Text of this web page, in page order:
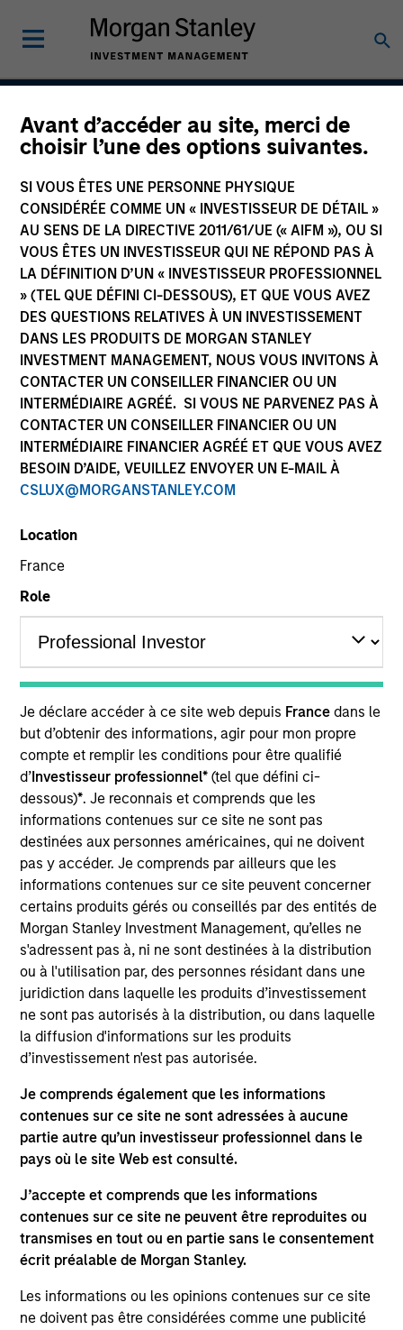
Avant d’accéder au site, merci de
choisir l’une des options suivantes.
SI VOUS ÊTES UNE PERSONNE PHYSIQUE
CONSIDÉRÉE COMME UN « INVESTISSEUR DE DÉTAIL »
AU SENS DE LA DIRECTIVE 2011/61/UE (« AIFM »), OU SI
VOUS ÊTES UN INVESTISSEUR QUI NE RÉPOND PAS À
LA DÉFINITION D’UN « INVESTISSEUR PROFESSIONNEL
» (TEL QUE DÉFINI CI-DESSOUS), ET QUE VOUS AVEZ
DES QUESTIONS RELATIVES À UN INVESTISSEMENT
DANS LES PRODUITS DE MORGAN STANLEY
INVESTMENT MANAGEMENT, NOUS VOUS INVITONS À
CONTACTER UN CONSEILLER FINANCIER OU UN
INTERMÉDIAIRE AGRÉÉ. SI VOUS NE PARVENEZ PAS À
CONTACTER UN CONSEILLER FINANCIER OU UN
INTERMÉDIAIRE FINANCIER AGRÉÉ ET QUE VOUS AVEZ
BESOIN D’AIDE, VEUILLEZ ENVOYER UN E-MAIL À
CSLUX@MORGANSTANLEY.COM
Location
France
Role
Je déclare accéder à ce site web depuis France dans le
but d’obtenir des informations, agir pour mon propre
compte et remplir les conditions pour être qualifié
d’Investisseur professionnel*(tel que défini ci-
dessous)*. Je reconnais et comprends que les
informations contenues sur ce site ne sont pas
destinées aux personnes américaines, qui ne doivent
pas y accéder. Je comprends par ailleurs que les
informations contenues sur ce site peuvent concerner
certains produits gérés ou conseillés par des entités de
Morgan Stanley Investment Management, qu’elles ne
s'adressent pas à, ni ne sont destinées à la distribution
ou à l'utilisation par, des personnes résidant dans une
juridiction dans laquelle les produits d’investissement
ne sont pas autorisés à la distribution, ou dans laquelle
la diffusion d'informations sur les produits
d’investissement n'est pas autorisée.
Je comprends également que les informations
contenues sur ce site ne sont adressées à aucune
partie autre qu’un investisseur professionnel dans le
pays où le site Web est consulté.
J’accepte et comprends que les informations
contenues sur ce site ne peuvent être reproduites ou
transmises en tout ou en partie sans le consentement
écrit préalable de Morgan Stanley.
Les informations ou les opinions contenues sur ce site
ne doivent pas être considérées comme une publicité
European Aggregate
Core Plus Strategy
Strategy Inception
February 1997
Asset Class
Multi-Sector
Quick Facts
Benchmark
Bloomberg Euro-Aggregate Index
Related Product
Pooled Vehicle
Insights
Overview
TheEuropean Aggregate Core Plus Strategyis a value-
oriented fixed income strategy that seeks attractive total
returns from income and price appreciation by investing
in a globally diversified portfolio of government,
corporation, and non-government debt denominated in
euro and non-euro currencies. To help achieve this
objective, the strategy combines a top-down assessment
of macroeconomic conditions and the corporate bond
universe with rigorous bottom-up fundamental analysis.
The strategy has a broad investment universe and can
purchase securities rated BB- and above.
Differentiators
1